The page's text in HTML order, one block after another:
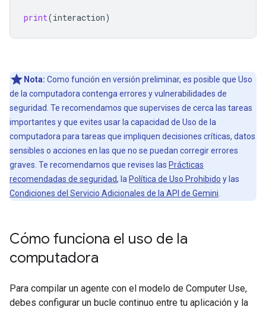
print(interaction)
Nota: Como función en versión preliminar, es posible que Uso
de la computadora contenga errores y vulnerabilidades de
seguridad. Te recomendamos que supervises de cerca las tareas
importantes y que evites usar la capacidad de Uso de la
computadora para tareas que impliquen decisiones críticas, datos
sensibles o acciones en las que no se puedan corregir errores
graves. Te recomendamos que revises las Prácticas
recomendadas de seguridad, la Política de Uso Prohibido y las
Condiciones del Servicio Adicionales de la API de Gemini
Cómo funciona el uso de la
computadora
Para compilar un agente con el modelo de Computer Use,
debes configurar un bucle continuo entre tu aplicación y la